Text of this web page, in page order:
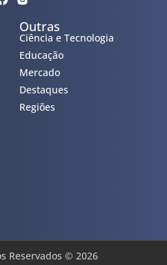
Outras
Ciência e Tecnologia
Educação
Mercado
Destaques
Regiões
Reservados © 2026